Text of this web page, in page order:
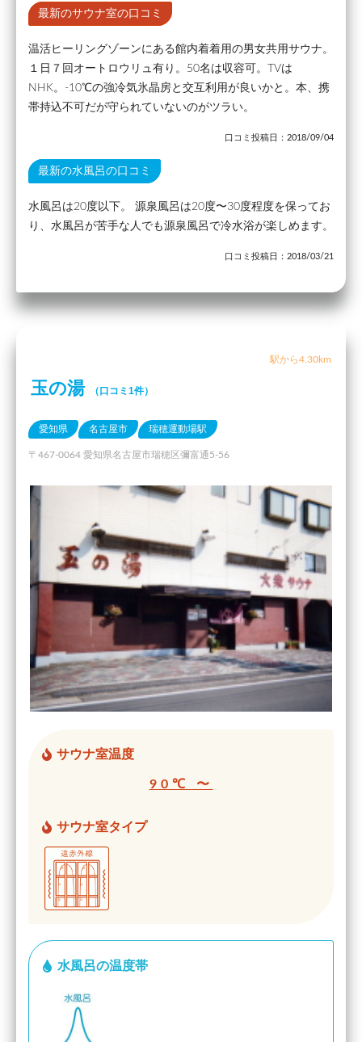
最新のサウナ室の口コミ
温活ヒーリングゾーンにある館内着着用の男女共用サウナ。
１日７回オートロウリュ有り。50名は収容可。TVは
NHK。-10℃の強冷気氷晶房と交互利用が良いかと。本、携
帯持込不可だが守られていないのがツラい。
口コミ投稿日：2018/09/04
最新の水風呂の口コミ
水風呂は20度以下。 源泉風呂は20度〜30度程度を保ってお
り、水風呂が苦手な人でも源泉風呂で冷水浴が楽しめます。
口コミ投稿日：2018/03/21
駅から4.30km
玉の湯 （口コミ1件）
愛知県 名古屋市 瑞穂運動場駅
〒467-0064 愛知県名古屋市瑞穂区彌富通5-56
サウナ室温度
90℃ 〜
サウナ室タイプ
水風呂の温度帯